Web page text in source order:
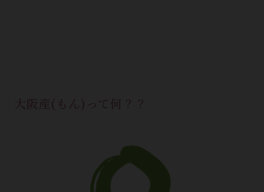
大阪産(もん)って何？？